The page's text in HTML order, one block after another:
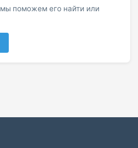
поможем его найти или